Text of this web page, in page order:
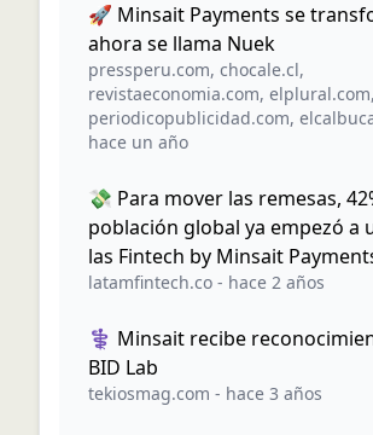
🚀 Minsait Payments se
ahora se llama Nuek
pressperu.com, chocale.cl,
revistaeconomia.com, elplural.com,
periodicopublicidad.com,
hace un año
💸 Para mover las remesas,
población global ya empezó a
las Fintech by Minsait
latamfintech.co - hace 2 años
⚕️ Minsait recibe
BID Lab
tekiosmag.com - hace 3 años